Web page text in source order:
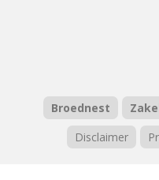
Broednest
Disclaimer